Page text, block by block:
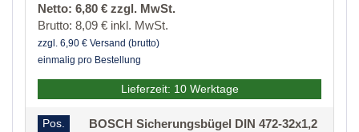
Netto: 6,80 € zzgl. MwSt.
Brutto: 8,09 € inkl. MwSt.
zzgl. 6,90 € Versand (brutto)
einmalig pro Bestellung
Lieferzeit: 10 Werktage
Pos.
BOSCH Sicherungsbügel DIN 472-32x1,2